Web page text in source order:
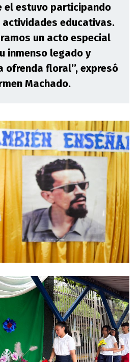
el estuvo participando
educativas.
un acto especial
inmenso legado y
ofrenda floral’’, expresó
Machado.